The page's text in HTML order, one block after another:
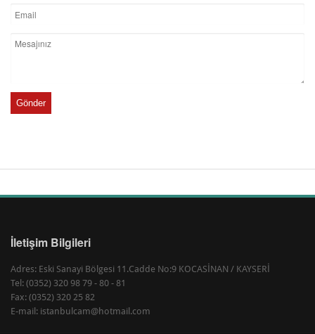
Gönder
İletişim Bilgileri
Adres: Eski Sanayi Bölgesi 11.Cadde No:9 KOCASİNAN / KAYSERİ
Tel: (0352) 320 98 79 - 80 - 81
Fax: (0352) 320 25 82
E-mail: istanbulcam@hotmail.com